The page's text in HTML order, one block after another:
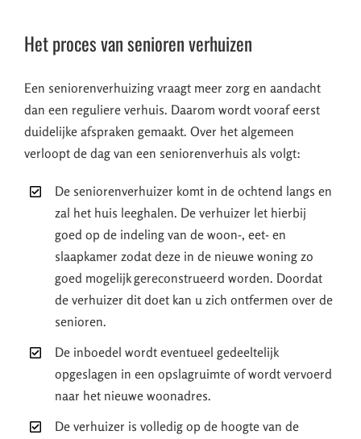
Het proces van senioren verhuizen
Een seniorenverhuizing vraagt meer zorg en aandacht
dan een reguliere verhuis. Daarom wordt vooraf eerst
duidelijke afspraken gemaakt. Over het algemeen
verloopt de dag van een seniorenverhuis als volgt:
De seniorenverhuizer komt in de ochtend langs en
zal het huis leeghalen. De verhuizer let hierbij
goed op de indeling van de woon-, eet- en
slaapkamer zodat deze in de nieuwe woning zo
goed mogelijk gereconstrueerd worden. Doordat
de verhuizer dit doet kan u zich ontfermen over de
senioren.
De inboedel wordt eventueel gedeeltelijk
opgeslagen in een opslagruimte of wordt vervoerd
naar het nieuwe woonadres.
De verhuizer is volledig op de hoogte van de